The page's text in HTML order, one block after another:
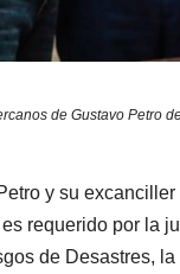
de Gustavo Petro
y su
requerido por la
de Desastres,